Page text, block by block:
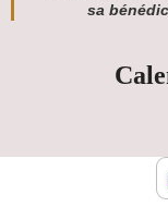
sa
© Copyright